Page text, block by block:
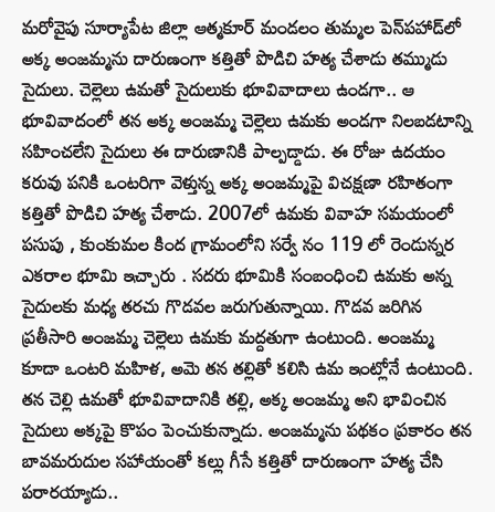
మరోవైపు సూర్యాపేట జిల్లా ఆత్మకూర్ మండలం తుమ్మల పెన్‌పహాడ్‌లో
అక్క అంజమ్మను దారుణంగా కత్తితో పొడిచి హత్య చేశాడు తమ్ముడు
సైదులు. చెల్లెలు ఉమతో సైదులుకు భూవివాదాలు ఉండగా.. ఆ
భూవివాదంలో తన అక్క అంజమ్మ చెల్లెలు ఉమకు అండగా నిలబడటాన్ని
సహించలేని సైదులు ఈ దారుణానికి పాల్పడ్డాడు. ఈ రోజు ఉదయం
కరువు పనికి ఒంటరిగా వెళ్తున్న అక్క అంజమ్మపై విచక్షణా రహితంగా
కత్తితో పొడిచి హత్య చేశాడు. 2007లో ఉమకు వివాహ సమయంలో
పసుపు , కుంకుమల కింద గ్రామంలోని సర్వే నం 119 లో రెండున్నర
ఎకరాల భూమి ఇచ్చారు . సదరు భూమికి సంబంధించి ఉమకు అన్న
సైదులకు మధ్య తరచు గొడవల జరుగుతున్నాయి. గొడవ జరిగిన
ప్రతీసారి అంజమ్మ చెల్లెలు ఉమకు మద్దతుగా ఉంటుంది. అంజమ్మ
కూడా ఒంటరి మహిళ, అమె తన తల్లితో కలిసి ఉమ ఇంట్లోనే ఉంటుంది.
తన చెల్లి ఉమతో భూవివాదానికి తల్లి, అక్క అంజమ్మ అని భావించిన
సైదులు అక్కపై కొపం పెంచుకున్నాడు. అంజమ్మను పథకం ప్రకారం తన
బావమరుదుల సహాయంతో కల్లు గీసే కత్తితో దారుణంగా హత్య చేసి
పరారయ్యాడు..